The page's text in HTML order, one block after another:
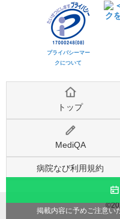
掲載内容に予めご注意い
プライバシーマー
クについて
トップ
MediQA
病院なび利用規約